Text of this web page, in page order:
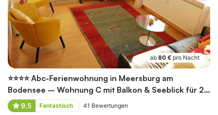
ab 80 € pro Nacht
⭐⭐⭐⭐ Abc-Ferienwohnung in Meersburg am
Bodensee – Wohnung C mit Balkon & Seeblick für 2
Personen
9,5 Fantastisch 41 Bewertungen